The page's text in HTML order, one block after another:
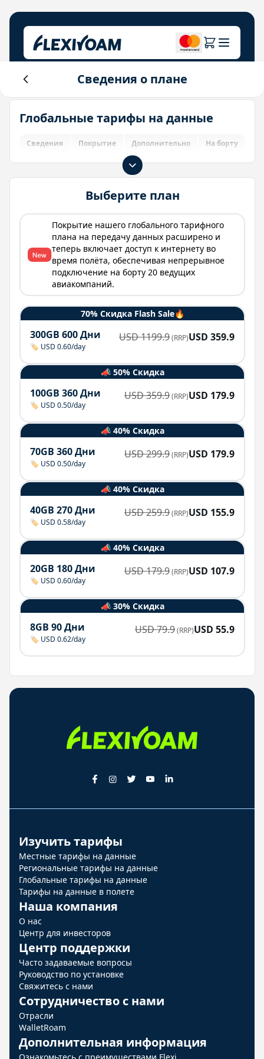
Изучите планы
Центр инвесторов
Для брендов
Сведения о плане
Глобальные тарифы на данные
Сведения Покрытие Дополнительно На борту
Выберите план
Покрытие нашего глобального тарифного
плана на передачу данных расширено и
теперь включает доступ к интернету во
время полёта, обеспечивая непрерывное
подключение на борту 20 ведущих
авиакомпаний.
70% Скидка Flash Sale🔥
300GB 600 Дни
🏷️ USD 0.60/day
USD1199.9(RRP)USD 359.9
📣 50% Скидка
100GB 360 Дни
🏷️ USD 0.50/day
USD359.9(RRP)USD 179.9
📣 40% Скидка
70GB 360 Дни
🏷️ USD 0.50/day
USD299.9(RRP)USD 179.9
📣 40% Скидка
40GB 270 Дни
🏷️ USD 0.58/day
USD259.9(RRP)USD 155.9
📣 40% Скидка
20GB 180 Дни
🏷️ USD 0.60/day
USD179.9(RRP)USD 107.9
📣 30% Скидка
8GB 90 Дни
🏷️ USD 0.62/day
USD79.9(RRP)USD 55.9
Изучить тарифы
Местные тарифы на данные
Региональные тарифы на данные
Глобальные тарифы на данные
Тарифы на данные в полете
Наша компания
О нас
Центр для инвесторов
Центр поддержки
Часто задаваемые вопросы
Руководство по установке
Свяжитесь с нами
Сотрудничество с нами
Отрасли
WalletRoam
Дополнительная информация